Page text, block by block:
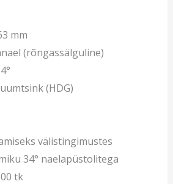
mm
(rõngassälguline)
(HDG)
välistingimustes
34° naelapüstolitega
tk